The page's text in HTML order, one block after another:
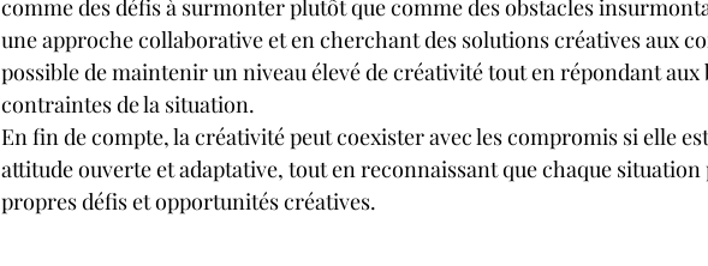
comme des défis à surmonter plutôt que comme des obstacles
une approche collaborative et en cherchant des solutions créatives aux
possible de maintenir un niveau élevé de créativité tout en répondant aux
contraintes de la situation.
En fin de compte, la créativité peut coexister avec les compromis si elle
attitude ouverte et adaptative, tout en reconnaissant que chaque situation
propres défis et opportunités créatives.